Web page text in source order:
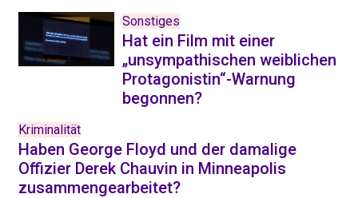
Sonstiges
Hat ein Film mit einer
„unsympathischen weiblichen
Protagonistin“-Warnung
begonnen?
Kriminalität
Haben George Floyd und der damalige
Offizier Derek Chauvin in Minneapolis
zusammengearbeitet?